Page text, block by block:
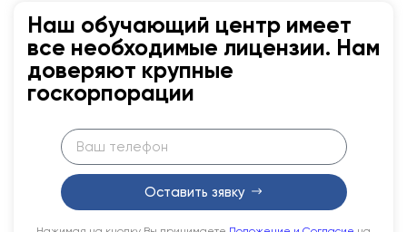
Наш обучающий центр имеет
все необходимые лицензии. Нам
доверяют крупные
госкорпорации
Оставить зявку